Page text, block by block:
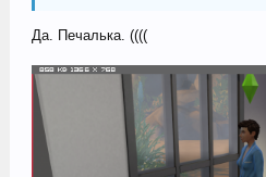
Да. Печалька. ((((